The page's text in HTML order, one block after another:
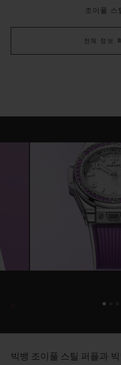
조이풀 스
전체 정보
빅뱅 조이풀 스틸 퍼플과